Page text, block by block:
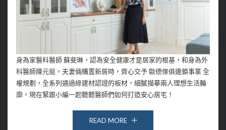
身為家醫科醫師 蘇斐琳，認為安全健康才是居家的根基，和身為外
科醫師陳元挺，夫妻倆購置新居時，齊心交予 歐德傢俱連鎖事業 全
權規劃，全系列通過綠建材認證的板材，細膩描摹兩人理想生活輪
廓，現在緊跟小編一起聽聽醫師們如何打造安心居宅！
READ MORE